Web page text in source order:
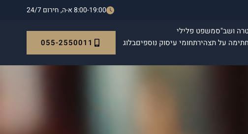
8:00-19:00 א-ה, חירום 24/7
ושב"סמשפט פלילי
על תצהירתחומי עיסוק נוספיםבלוג
055-2550011